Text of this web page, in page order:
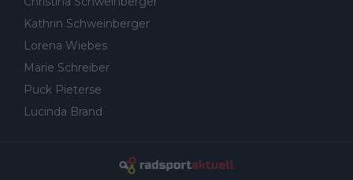
Kathrin Schweinberger
Lorena Wiebes
Marie Schreiber
Puck Pieterse
Lucinda Brand